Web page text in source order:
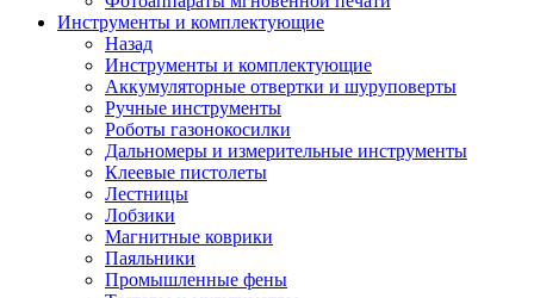
Инструменты и комплектующие
Назад
Инструменты и комплектующие
Аккумуляторные отвертки и шуруповерты
Ручные инструменты
Роботы газонокосилки
Дальномеры и измерительные инструменты
Клеевые пистолеты
Лестницы
Лобзики
Магнитные коврики
Паяльники
Промышленные фены